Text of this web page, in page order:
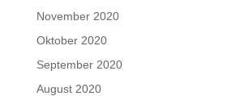
November 2020
Oktober 2020
September 2020
August 2020